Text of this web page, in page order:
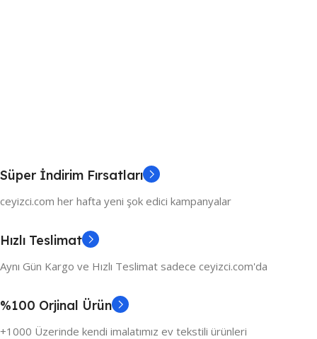
Süper İndirim Fırsatları
ceyizci.com her hafta yeni şok edici kampanyalar
Hızlı Teslimat
Aynı Gün Kargo ve Hızlı Teslimat sadece ceyizci.com'da
%100 Orjinal Ürün
+1000 Üzerinde kendi imalatımız ev tekstili ürünleri